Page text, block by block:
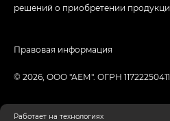
решений о приобретении
© 2026, ООО "АЕМ". ОГРН
Правовая информация
Работает на технологиях